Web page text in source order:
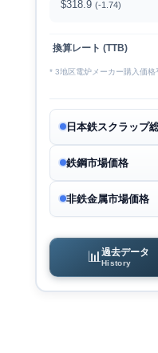
$318.9 (-1.74)
換算レート (TTB)
* 3地区電炉メーカー購入価格
日本鉄スクラップ
鉄鋼市場価格
非鉄金属市場価格
📊 過去データ
History